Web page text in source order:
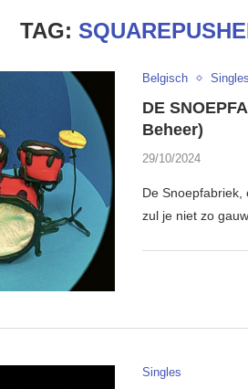
TAG:
Belgisch Singles
DE
Beheer)
29/10/2024
De
zul je niet zo
Singles